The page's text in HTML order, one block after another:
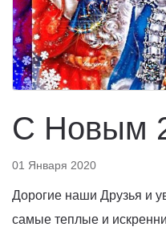
С Новым
01 Января 2020
Дорогие наши Друзья и
самые теплые и